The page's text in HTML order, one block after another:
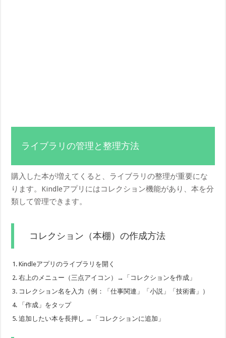
ライブラリの管理と整理方法
購入した本が増えてくると、ライブラリの整理が重要にな
ります。Kindleアプリにはコレクション機能があり、本を分
類して管理できます。
コレクション（本棚）の作成方法
Kindleアプリのライブラリを開く
右上のメニュー（三点アイコン）→「コレクションを作成」
コレクション名を入力（例：「仕事関連」「小説」「技術書」）
「作成」をタップ
追加したい本を長押し →「コレクションに追加」